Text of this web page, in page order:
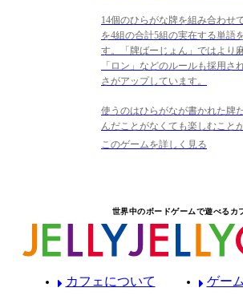
14個のひらがな牌を組み合わせ
を4組の合計5組の実在する単語
す。「牌ばーじょん」ではより
「ロン」などのルールも採用さ
さがアップしています。
使うのはひらがなが書かれた牌
んだことがなくても楽しむこと
このゲームを詳しく見る
世界中のボードゲームで遊べるカ
カフェについて ゲー